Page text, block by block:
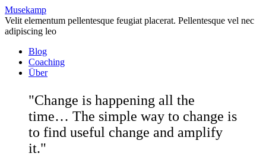
Musekamp
Velit elementum pellentesque feugiat placerat. Pellentesque vel nec
adipiscing leo
Blog
Coaching
Über
"Change is happening all the
time… The simple way to change is
to find useful change and amplify
it."